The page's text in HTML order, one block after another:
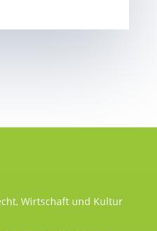
Wirtschaft und Kultur